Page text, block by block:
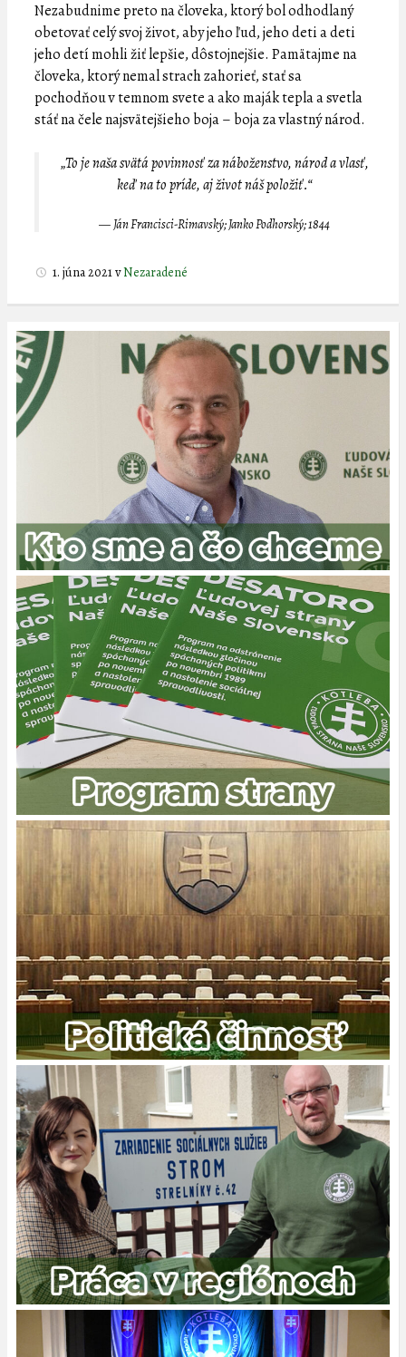
Nezabudnime preto na človeka, ktorý bol odhodlaný
obetovať celý svoj život, aby jeho ľud, jeho deti a deti
jeho detí mohli žiť lepšie, dôstojnejšie. Pamätajme na
človeka, ktorý nemal strach zahorieť, stať sa
pochodňou v temnom svete a ako maják tepla a svetla
stáť na čele najsvätejšieho boja – boja za vlastný národ.
„To je naša svätá povinnosť za náboženstvo, národ a vlasť,
keď na to príde, aj život náš položiť.“
—Ján Francisci-Rimavský; Janko Podhorský; 1844
1. júna 2021vNezaradené